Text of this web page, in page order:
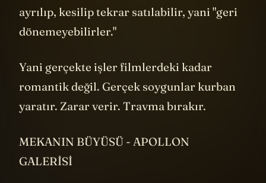
Ama bu tür taşlı mücevherler paraçalara
ayrılıp, kesilip tekrar satılabilir, yani "geri
Yani gerçekte işler filmlerdeki kadar
romantik değil. Gerçek soygunlar kurban
MEKANIN BÜYÜSÜ - APOLLON